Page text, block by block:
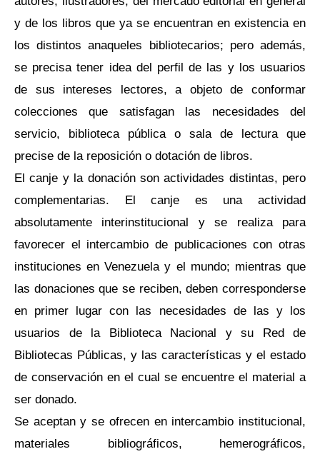
y de los libros que ya se encuentran en existencia en
los distintos anaqueles bibliotecarios; pero además,
se precisa tener idea del perfil de las y los usuarios
de sus intereses lectores, a objeto de conformar
colecciones que satisfagan las necesidades del
servicio, biblioteca pública o sala de lectura que
precise de la reposición o dotación de libros.
El canje y la donación son actividades distintas, pero
complementarias. El canje es una actividad
absolutamente interinstitucional y se realiza para
favorecer el intercambio de publicaciones con otras
instituciones en Venezuela y el mundo; mientras que
las donaciones que se reciben, deben corresponderse
en primer lugar con las necesidades de las y los
usuarios de la Biblioteca Nacional y su Red de
Bibliotecas Públicas, y las características y el estado
de conservación en el cual se encuentre el material a
ser donado.
Se aceptan y se ofrecen en intercambio institucional,
materiales bibliográficos, hemerográficos,